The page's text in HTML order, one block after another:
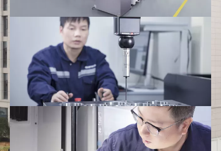
การปรับแต่งอุปกรณ์
ดูเพิ่มเติม >
การติดตั้งและการดีบัก